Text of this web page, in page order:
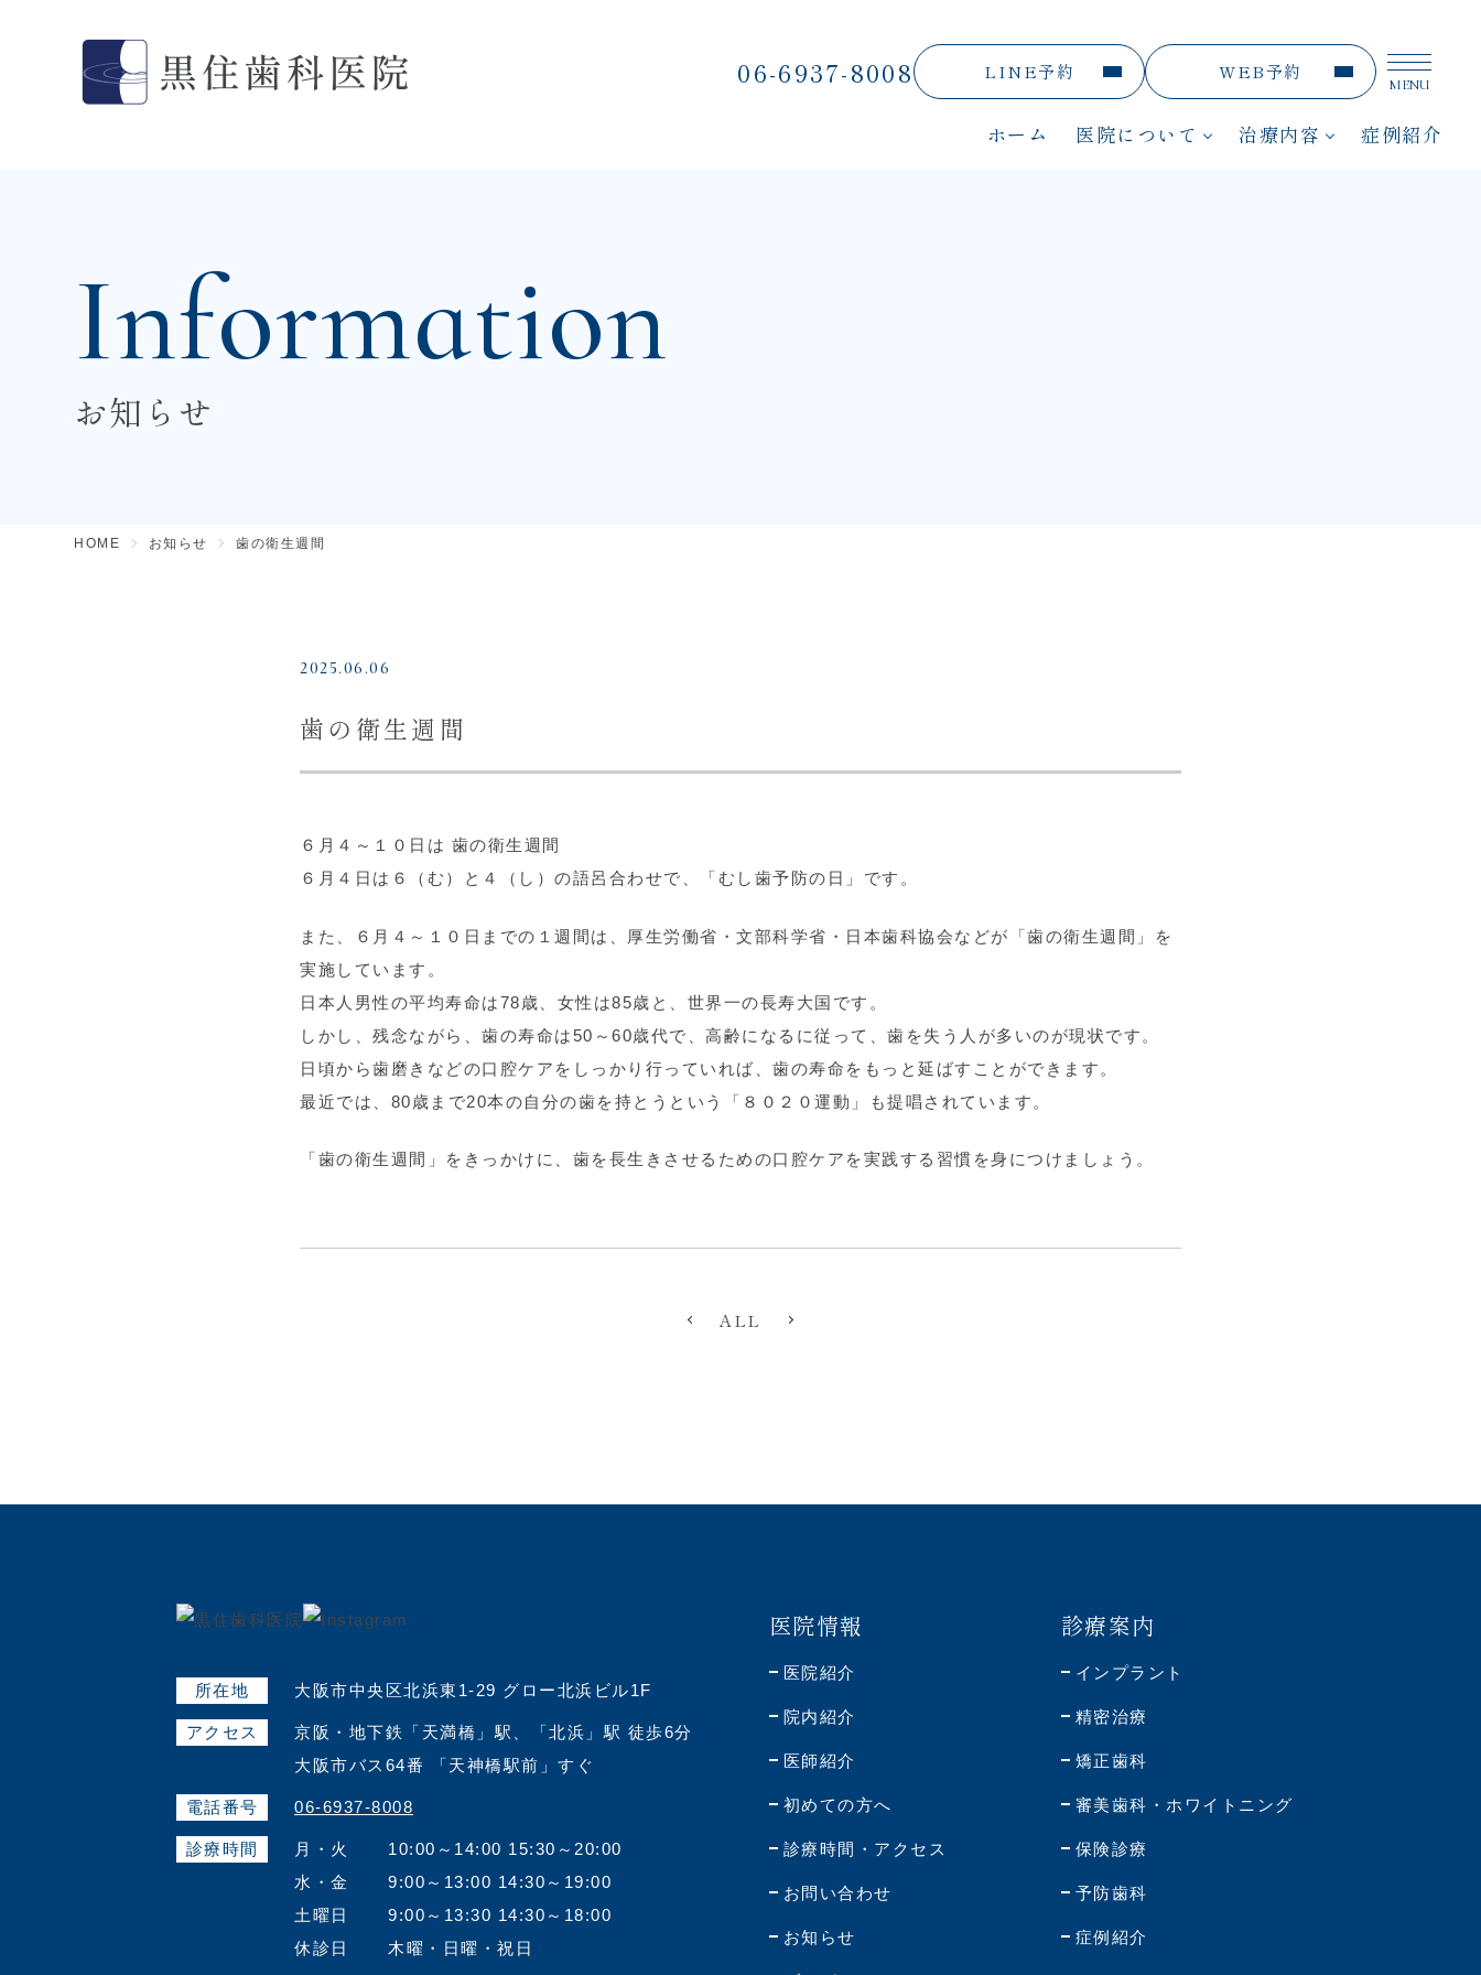
06-6937-8008 LINE予約 WEB予約
MENU
ホーム 医院について 治療内容 症例紹介
Information
お知らせ
HOME お知らせ 歯の衛生週間
2025.06.06
歯の衛生週間
６月４～１０日は 歯の衛生週間
６月４日は６（む）と４（し）の語呂合わせで、「むし歯予防の日」です。
また、６月４～１０日までの１週間は、厚生労働省・文部科学省・日本歯科協会などが「歯の衛生週間」を
実施しています。
日本人男性の平均寿命は78歳、女性は85歳と、世界一の長寿大国です。
しかし、残念ながら、歯の寿命は50～60歳代で、高齢になるに従って、歯を失う人が多いのが現状です。
日頃から歯磨きなどの口腔ケアをしっかり行っていれば、歯の寿命をもっと延ばすことができます。
最近では、80歳まで20本の自分の歯を持とうという「８０２０運動」も提唱されています。
「歯の衛生週間」をきっかけに、歯を長生きさせるための口腔ケアを実践する習慣を身につけましょう。
ALL
所在地 大阪市中央区北浜東1-29 グロー北浜ビル1F
アクセス
京阪・地下鉄「天満橋」駅、「北浜」駅 徒歩6分
大阪市バス64番 「天神橋駅前」すぐ
電話番号 06-6937-8008
診療時間 月・火
10:00～14:00 15:30～20:00
水・金
9:00～13:00 14:30～19:00
土曜日
9:00～13:30 14:30～18:00
休診日
木曜・日曜・祝日
医院情報
医院紹介
院内紹介
医師紹介
初めての方へ
診療時間・アクセス
お問い合わせ
お知らせ
診療案内
インプラント
精密治療
矯正歯科
審美歯科・ ホワイトニング
保険診療
予防歯科
症例紹介